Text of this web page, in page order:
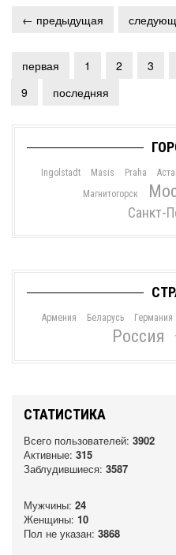
← предыдущая
первая 1 2 3
9
последняя
Ingolstadt Masis Praha
Магнитогорск
Санкт-
Армения Беларусь Германия
Россия
СТАТИСТИКА
Всего пользователей: 3902
Активные: 315
Заблудившиеся: 3587
Мужчины: 24
Женщины: 10
Пол не указан: 3868